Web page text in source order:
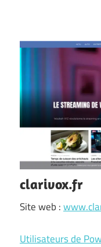
clarivox.fr
Site web :
Utilisateurs de